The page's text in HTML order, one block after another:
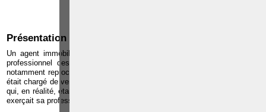
Présentation des faits
Un agent immobilier est attrait devant la Chambre d'appel de l'Institut
professionnel des agents immobiliers pour plusieurs motifs. Il lui est
notamment reproché d'avoir présenté aux propriétaires de l'immeuble qu'il
était chargé de vendre une offre d'achat émanant d'un candidat acquéreur
qui, en réalité, était employé de la S.P.R.L. par le biais de laquelle l'agent
exerçait sa profession.